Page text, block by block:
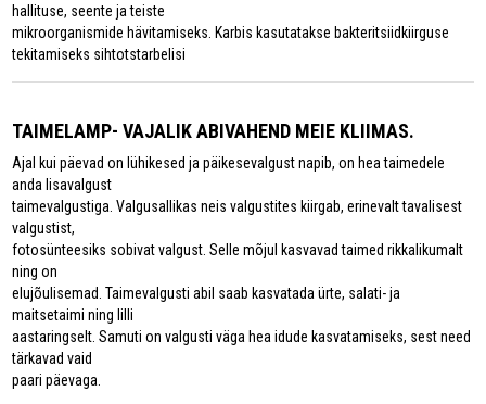
hallituse, seente ja teiste
mikroorganismide hävitamiseks. Karbis kasutatakse bakteritsiidkiirguse
tekitamiseks sihtotstarbelisi
TAIMELAMP- VAJALIK ABIVAHEND MEIE KLIIMAS.
Ajal kui päevad on lühikesed ja päikesevalgust napib, on hea taimedele
anda lisavalgust
taimevalgustiga. Valgusallikas neis valgustites kiirgab, erinevalt tavalisest
valgustist,
fotosünteesiks sobivat valgust. Selle mõjul kasvavad taimed rikkalikumalt
ning on
elujõulisemad. Taimevalgusti abil saab kasvatada ürte, salati- ja
maitsetaimi ning lilli
aastaringselt. Samuti on valgusti väga hea idude kasvatamiseks, sest need
tärkavad vaid
paari päevaga.